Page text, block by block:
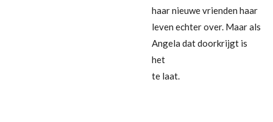
haar nieuwe vrienden haar
leven echter over. Maar als
Angela dat doorkrijgt is
het
te laat.